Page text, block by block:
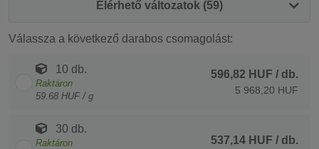
Elérhető változatok (59)
Válassza a következő darabos csomagolást:
10 db.
Raktáron
59.68 HUF / g
596,82 HUF / db.
5 968,20 HUF
30 db.
Raktáron
537,14 HUF / db.